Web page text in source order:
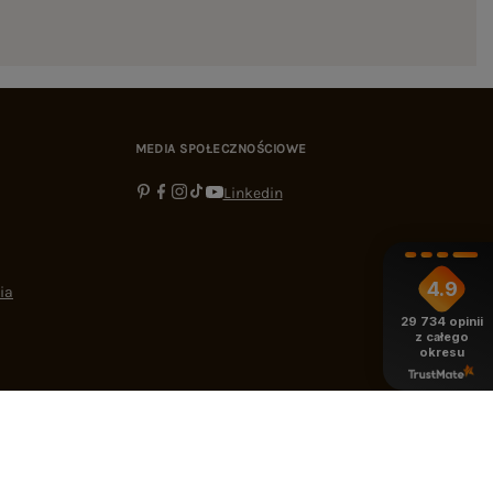
MEDIA SPOŁECZNOŚCIOWE
Linkedin
4.9
29 734 opinii
z całego
okresu